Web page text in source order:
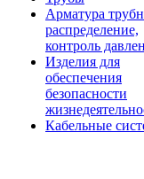
Арматура
распределение,
контроль
Изделия для
обеспечения
безопасности
Кабельные